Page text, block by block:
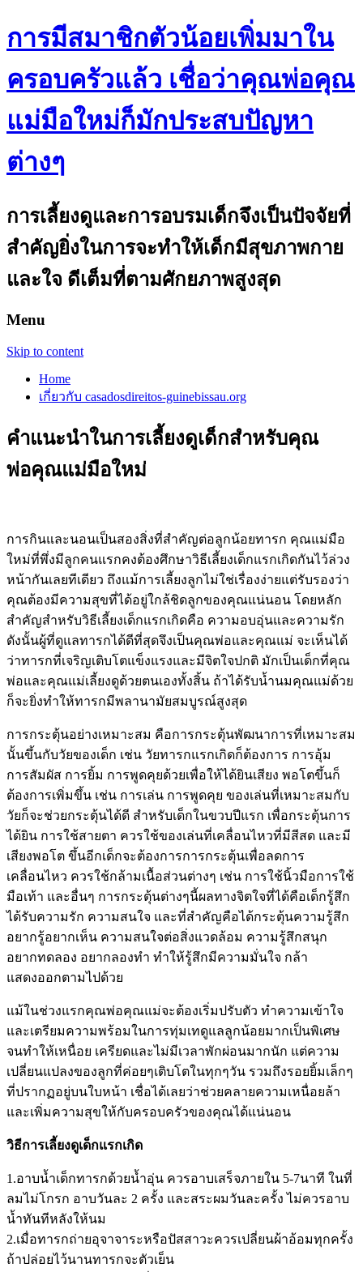
การมีสมาชิกตัวน้อยเพิ่มมาใน
ครอบครัวแล้ว เชื่อว่าคุณพ่อคุณ
แม่มือใหม่ก็มักประสบปัญหา
ต่างๆ
การเลี้ยงดูและการอบรมเด็กจึงเป็นปัจจัยที่
สำคัญยิ่งในการจะทำให้เด็กมีสุขภาพกาย
และใจ ดีเต็มที่ตามศักยภาพสูงสุด
Menu
Skip to content
Home
เกี่ยวกับ casadosdireitos-guinebissau.org
คำแนะนำในการเลี้ยงดูเด็กสำหรับคุณ
พ่อคุณแม่มือใหม่
การกินและนอนเป็นสองสิ่งที่สำคัญต่อลูกน้อยทารก คุณแม่มือ
ใหม่ที่พึ่งมีลูกคนแรกคงต้องศึกษาวิธีเลี้ยงเด็กแรกเกิดกันไว้ล่วง
หน้ากันเลยทีเดียว ถึงแม้การเลี้ยงลูกไม่ใช่เรื่องง่ายแต่รับรองว่า
คุณต้องมีความสุขที่ได้อยู่ใกล้ชิดลูกของคุณแน่นอน โดยหลัก
สำคัญสำหรับวิธีเลี้ยงเด็กแรกเกิดคือ ความอบอุ่นและความรัก
ดังนั้นผู้ที่ดูแลทารกได้ดีที่สุดจึงเป็นคุณพ่อและคุณแม่ จะเห็นได้
ว่าทารกที่เจริญเติบโตแข็งแรงและมีจิตใจปกติ มักเป็นเด็กที่คุณ
พ่อและคุณแม่เลี้ยงดูด้วยตนเองทั้งสิ้น ถ้าได้รับน้ำนมคุณแม่ด้วย
ก็จะยิ่งทำให้ทารกมีพลานามัยสมบูรณ์สูงสุด
การกระตุ้นอย่างเหมาะสม คือการกระตุ้นพัฒนาการที่เหมาะสม
นั้นขึ้นกับวัยของเด็ก เช่น วัยทารกแรกเกิดก็ต้องการ การอุ้ม
การสัมผัส การยิ้ม การพูดคุยด้วยเพื่อให้ได้ยินเสียง พอโตขึ้นก็
ต้องการเพิ่มขึ้น เช่น การเล่น การพูดคุย ของเล่นที่เหมาะสมกับ
วัยก็จะช่วยกระตุ้นได้ดี สำหรับเด็กในขวบปีแรก เพื่อกระตุ้นการ
ได้ยิน การใช้สายตา ควรใช้ของเล่นที่เคลื่อนไหวที่มีสีสด และมี
เสียงพอโต ขึ้นอีกเด็กจะต้องการการกระตุ้นเพื่อลดการ
เคลื่อนไหว ควรใช้กล้ามเนื้อส่วนต่างๆ เช่น การใช้นิ้วมือการใช้
มือเท้า และอื่นๆ การกระตุ้นต่างๆนี้ผลทางจิตใจที่ได้คือเด็กรู้สึก
ได้รับความรัก ความสนใจ และที่สำคัญคือได้กระตุ้นความรู้สึก
อยากรู้อยากเห็น ความสนใจต่อสิ่งแวดล้อม ความรู้สึกสนุก
อยากทดลอง อยากลองทำ ทำให้รู้สึกมีความมั่นใจ กล้า
แสดงออกตามไปด้วย
แม้ในช่วงแรกคุณพ่อคุณแม่จะต้องเริ่มปรับตัว ทำความเข้าใจ
และเตรียมความพร้อมในการทุ่มเทดูแลลูกน้อยมากเป็นพิเศษ
จนทำให้เหนื่อย เครียดและไม่มีเวลาพักผ่อนมากนัก แต่ความ
เปลี่ยนแปลงของลูกที่ค่อยๆเติบโตในทุกๆวัน รวมถึงรอยยิ้มเล็กๆ
ที่ปรากฏอยู่บนใบหน้า เชื่อได้เลยว่าช่วยคลายความเหนื่อยล้า
และเพิ่มความสุขให้กับครอบครัวของคุณได้แน่นอน
วิธีการเลี้ยงดูเด็กแรกเกิด
1.อาบน้ำเด็กทารกด้วยน้ำอุ่น ควรอาบเสร็จภายใน 5-7นาที ในที่
ลมไม่โกรก อาบวันละ 2 ครั้ง และสระผมวันละครั้ง ไม่ควรอาบ
น้ำทันทีหลังให้นม
2.เมื่อทารกถ่ายอุจาจาระหรือปัสสาวะควรเปลี่ยนผ้าอ้อมทุกครั้ง
ถ้าปล่อยไว้นานทารกจะตัวเย็น